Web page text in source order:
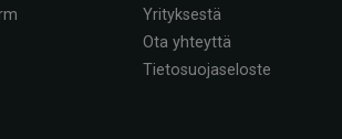
Yrityksestä
Ota yhteyttä
Tietosuojaseloste